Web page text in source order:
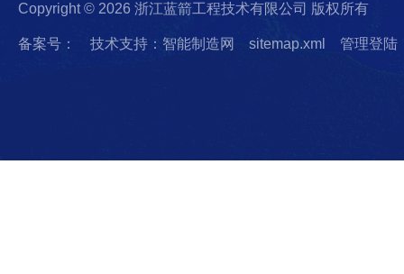
Copyright © 2026 浙江蓝箭工程技术有限公司 版权所有
备案号： 技术支持：智能制造网 sitemap.xml 管理登陆